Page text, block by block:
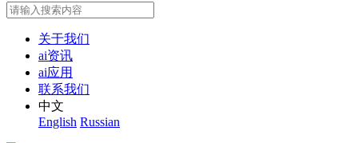
关于我们
ai资讯
ai应用
联系我们
中文
English Russian